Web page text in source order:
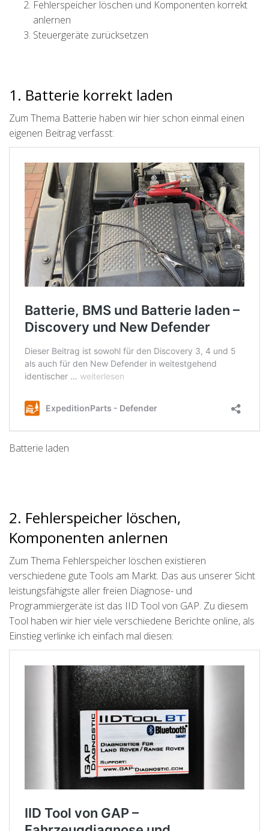
Fehlerspeicher löschen und Komponenten korrekt
anlernen
Steuergeräte zurücksetzen
1. Batterie korrekt laden
Zum Thema Batterie haben wir hier schon einmal einen
eigenen Beitrag verfasst:
Batterie laden
2. Fehlerspeicher löschen,
Komponenten anlernen
Zum Thema Fehlerspeicher löschen existieren
verschiedene gute Tools am Markt. Das aus unserer Sicht
leistungsfähigste aller freien Diagnose- und
Programmiergeräte ist das IID Tool von GAP. Zu diesem
Tool haben wir hier viele verschiedene Berichte online, als
Einstieg verlinke ich einfach mal diesen: